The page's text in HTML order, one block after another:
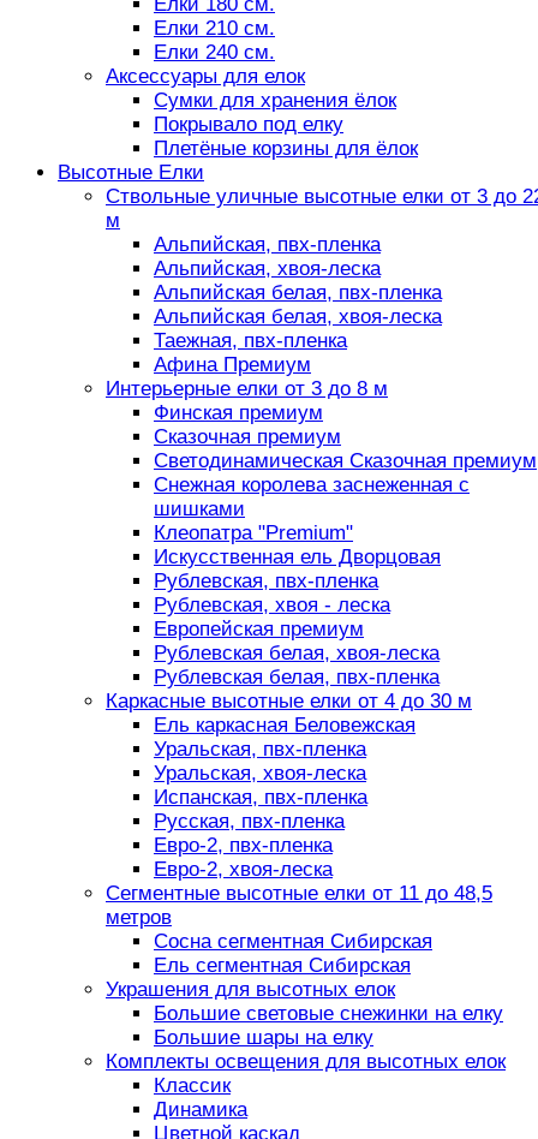
Елки 210 см.
Елки 240 см.
Аксессуары для елок
Сумки для хранения ёлок
Покрывало под елку
Плетёные корзины для ёлок
Высотные Елки
Ствольные уличные высотные елки от 3 до
м
Альпийская, пвх-пленка
Альпийская, хвоя-леска
Альпийская белая, пвх-пленка
Альпийская белая, хвоя-леска
Таежная, пвх-пленка
Афина Премиум
Интерьерные елки от 3 до 8 м
Финская премиум
Сказочная премиум
Светодинамическая Сказочная премиум
Снежная королева заснеженная с
шишками
Клеопатра "Premium"
Искусственная ель Дворцовая
Рублевская, пвх-пленка
Рублевская, хвоя - леска
Европейская премиум
Рублевская белая, хвоя-леска
Рублевская белая, пвх-пленка
Каркасные высотные елки от 4 до 30 м
Ель каркасная Беловежская
Уральская, пвх-пленка
Уральская, хвоя-леска
Испанская, пвх-пленка
Русская, пвх-пленка
Евро-2, пвх-пленка
Евро-2, хвоя-леска
Сегментные высотные елки от 11 до 48,5
метров
Сосна сегментная Сибирская
Ель сегментная Сибирская
Украшения для высотных елок
Большие световые снежинки на елку
Большие шары на елку
Комплекты освещения для высотных елок
Классик
Динамика
Цветной каскад